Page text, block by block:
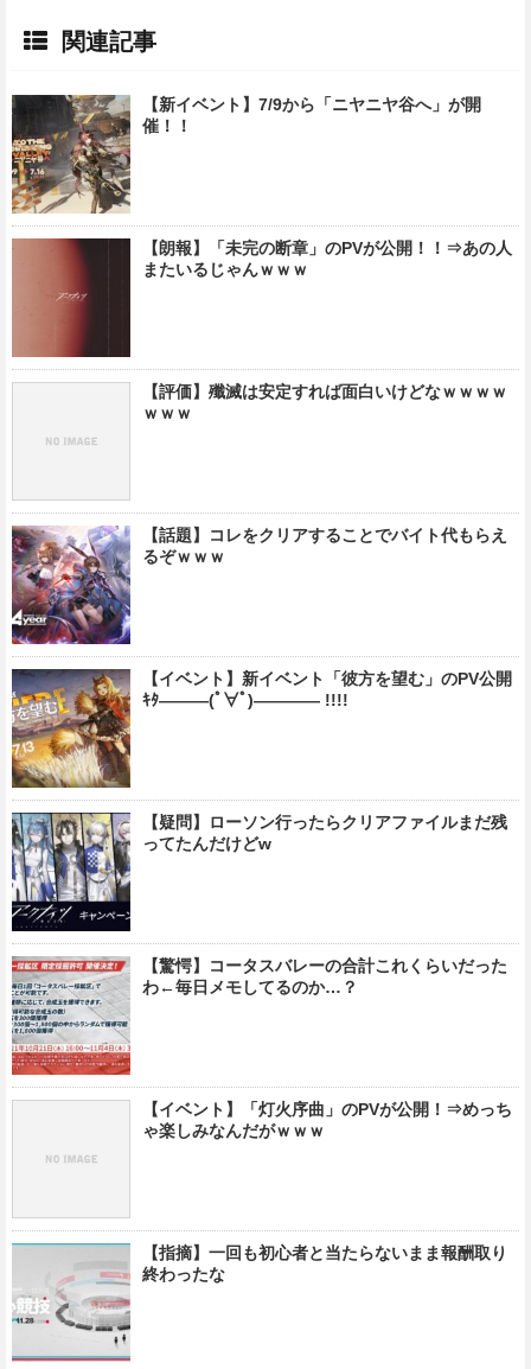
関連記事
【新イベント】7/9から「ニヤニヤ谷へ」が開
催！！
【朗報】「未完の断章」のPVが公開！！⇒あの人
またいるじゃんｗｗｗ
【評価】殲滅は安定すれば面白いけどなｗｗｗｗ
ｗｗｗ
【話題】コレをクリアすることでバイト代もらえ
るぞｗｗｗ
【イベント】新イベント「彼方を望む」のPV公開
ｷﾀ―――(ﾟ∀ﾟ)―――― !!!!
【疑問】ローソン行ったらクリアファイルまだ残
ってたんだけどw
【驚愕】コータスバレーの合計これくらいだった
わ←毎日メモしてるのか…？
【イベント】「灯火序曲」のPVが公開！⇒めっち
ゃ楽しみなんだがｗｗｗ
【指摘】一回も初心者と当たらないまま報酬取り
終わったな